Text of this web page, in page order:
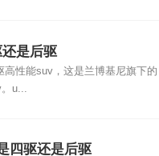
是后驱
高性能suv，这是兰博基尼旗下的
u...
四驱还是后驱